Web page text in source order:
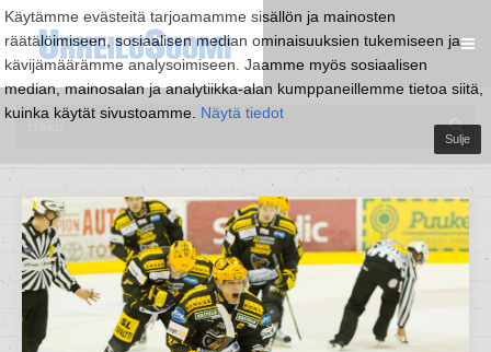
Käytämme evästeitä tarjoamamme sisällön ja mainosten
räätälöimiseen, sosiaalisen median ominaisuuksien tukemiseen ja
kävijämäärämme analysoimiseen. Jaamme myös sosiaalisen
median, mainosalan ja analytiikka-alan kumppaneillemme tietoa siitä,
kuinka käytät sivustoamme. Näytä tiedot
Sulje